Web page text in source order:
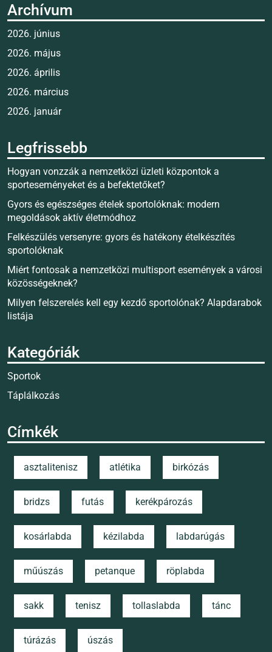
Archívum
2026. június
2026. május
2026. április
2026. március
2026. január
Legfrissebb
Hogyan vonzzák a nemzetközi üzleti központok a
sporteseményeket és a befektetőket?
Gyors és egészséges ételek sportolóknak: modern
megoldások aktív életmódhoz
Felkészülés versenyre: gyors és hatékony ételkészítés
sportolóknak
Miért fontosak a nemzetközi multisport események a városi
közösségeknek?
Milyen felszerelés kell egy kezdő sportolónak? Alapdarabok
listája
Kategóriák
Sportok
Táplálkozás
Címkék
asztalitenisz atlétika birkózás
bridzs futás kerékpározás
kosárlabda kézilabda labdarúgás
műúszás petanque röplabda
sakk tenisz tollaslabda tánc
túrázás úszás